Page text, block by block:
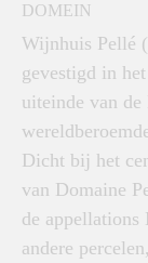
DOMEIN
Wijnhuis Pellé
gevestigd in
uiteinde van
Dicht bij het
van Domaine
de appellations
andere